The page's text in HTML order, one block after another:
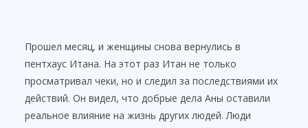
Прошел месяц, и женщины снова вернулись в
пентхаус Итана. На этот раз Итан не только
просматривал чеки, но и следил за последствиями их
действий. Он видел, что добрые дела Аны оставили
реальное влияние на жизнь других людей. Люди